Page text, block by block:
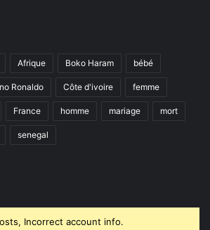
Afrique Boko Haram bébé
Ronaldo Côte d'ivoire femme
France homme mariage mort
senegal
Incorrect account info.